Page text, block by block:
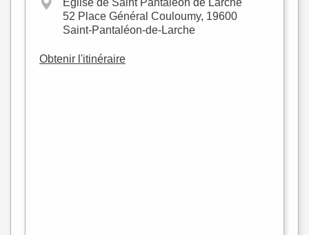
Eglise de Saint Pantaléon de Larche
52 Place Général Couloumy, 19600
Saint-Pantaléon-de-Larche
Obtenir l'itinéraire